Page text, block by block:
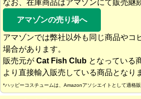
なお、在庫商品はアマゾンにて販売継
アマゾンの売り場へ
アマゾンでは弊社以外も同じ商品やコ
場合があります。
販売元が Cat Fish Club となっている
より直接輸入販売している商品となり
*ハッピーコスチュームは、Amazonアソシエイトとして適格